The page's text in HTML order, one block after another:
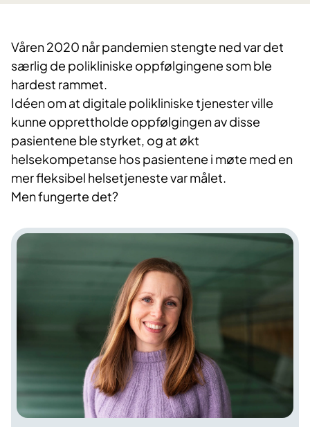
Våren 2020 når pandemien stengte ned var det
særlig de polikliniske oppfølgingene som ble
hardest rammet.
Idéen om at digitale polikliniske tjenester ville
kunne opprettholde oppfølgingen av disse
pasientene ble styrket, og at økt
helsekompetanse hos pasientene i møte med en
mer fleksibel helsetjeneste var målet.
Men fungerte det?